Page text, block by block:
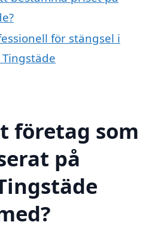
för stängsel i
företag som
på